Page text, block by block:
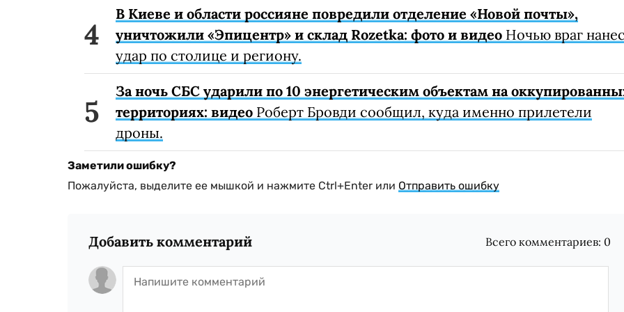
В Киеве и области россияне повредили отделение «Новой почты»,
уничтожили «Эпицентр» и склад Rozetka: фото и видео Ночью враг
удар по столице и региону.
За ночь СБС ударили по 10 энергетическим объектам на
территориях: видео Роберт Бровди сообщил, куда именно прилетели
дроны.
Заметили ошибку?
Пожалуйста, выделите ее мышкой и нажмите Ctrl+Enter или Отправить ошибку
Добавить комментарий Всего комментариев: 0